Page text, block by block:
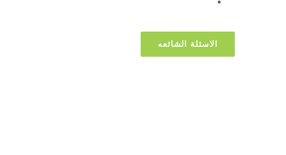
الاسئلة الشائعه